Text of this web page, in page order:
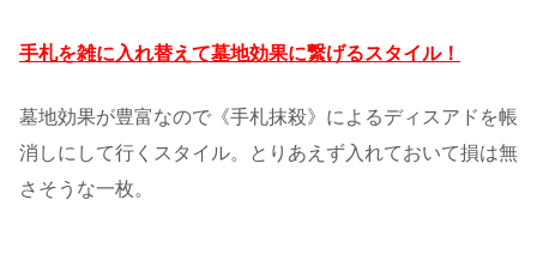
手札を雑に入れ替えて墓地効果に繋げるスタイル！
墓地効果が豊富なので《手札抹殺》によるディスアドを帳
消しにして行くスタイル。とりあえず入れておいて損は無
さそうな一枚。